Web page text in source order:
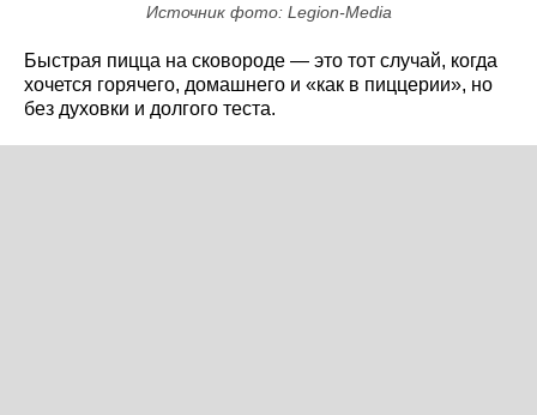
Источник фото: Legion-Media
Быстрая пицца на сковороде — это тот случай, когда
хочется горячего, домашнего и «как в пиццерии», но
без духовки и долгого теста.